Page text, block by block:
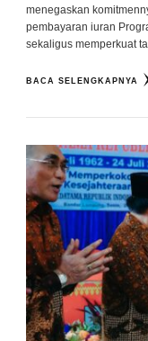
menegaskan
pembayaran iuran
sekaligus memperkuat
BACA SELENGKAPNYA